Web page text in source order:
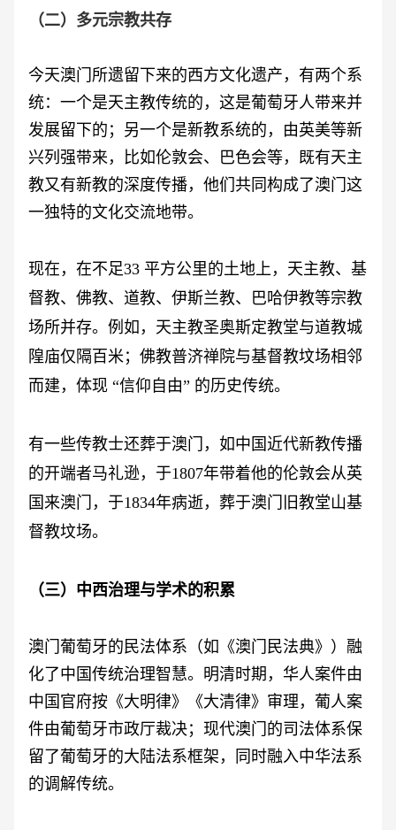
（二）多元宗教共存
今天澳门所遗留下来的西方文化遗产，有两个系
统：一个是天主教传统的，这是葡萄牙人带来并
发展留下的；另一个是新教系统的，由英美等新
兴列强带来，比如伦敦会、巴色会等，既有天主
教又有新教的深度传播，他们共同构成了澳门这
一独特的文化交流地带。
现在，在不足33 平方公里的土地上，天主教、基
督教、佛教、道教、伊斯兰教、巴哈伊教等宗教
场所并存。例如，天主教圣奥斯定教堂与道教城
隍庙仅隔百米；佛教普济禅院与基督教坟场相邻
而建，体现 “信仰自由” 的历史传统。
有一些传教士还葬于澳门，如中国近代新教传播
的开端者马礼逊，于1807年带着他的伦敦会从英
国来澳门，于1834年病逝，葬于澳门旧教堂山基
督教坟场。
（三）中西治理与学术的积累
澳门葡萄牙的民法体系（如《澳门民法典》）融
化了中国传统治理智慧。明清时期，华人案件由
中国官府按《大明律》《大清律》审理，葡人案
件由葡萄牙市政厅裁决；现代澳门的司法体系保
留了葡萄牙的大陆法系框架，同时融入中华法系
的调解传统。